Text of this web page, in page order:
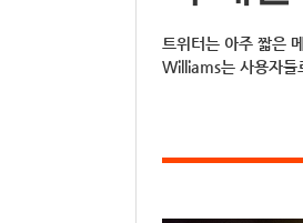
트위터는 아주 짧은
Williams는 사용자들